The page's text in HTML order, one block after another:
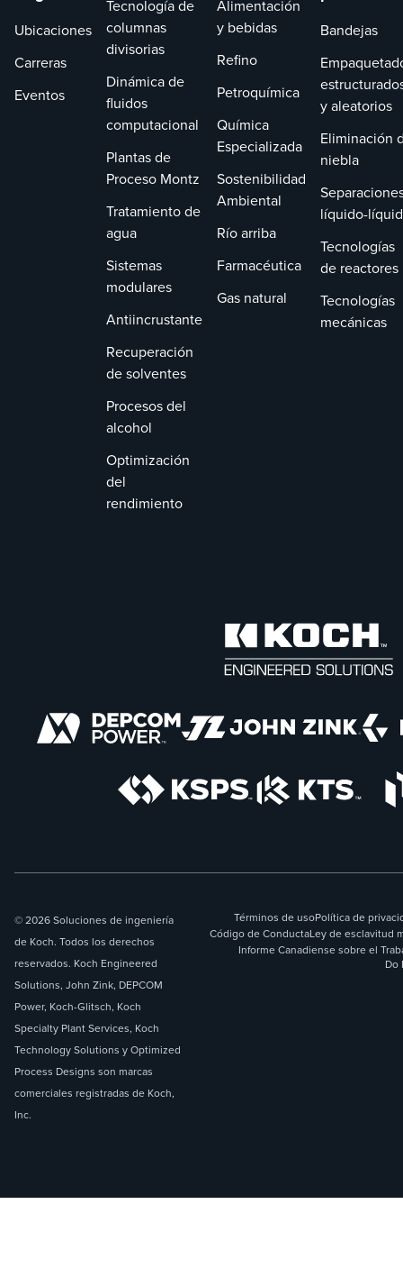
Ubicaciones
Carreras
Eventos
Tecnología de
columnas
divisorias
Dinámica de
fluidos
computacional
Plantas de
Proceso Montz
Tratamiento de
agua
Sistemas
modulares
Antiincrustante
Recuperación
de solventes
Procesos del
alcohol
Optimización
del
rendimiento
Alimentación
y bebidas
Refino
Petroquímica
Química
Especializada
Sostenibilidad
Ambiental
Río arriba
Farmacéutica
Gas natural
Bandejas
y aleatorios
Eliminación
niebla
líquido-
Tecnologías
de reactores
Tecnologías
mecánicas
© 2026 Soluciones de ingeniería
de Koch. Todos los derechos
reservados. Koch Engineered
Solutions, John Zink, DEPCOM
Power, Koch-Glitsch, Koch
Specialty Plant Services, Koch
Technology Solutions y Optimized
Process Designs son marcas
comerciales registradas de Koch,
Inc.
Términos de usoPolítica de
Código de ConductaLey de esclavitud
Informe Canadiense sobre el
Do